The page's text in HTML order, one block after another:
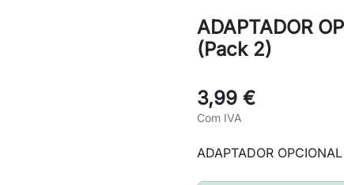
ADAPTADOR
(Pack 2)
3,99 €
Com IVA
ADAPTADOR